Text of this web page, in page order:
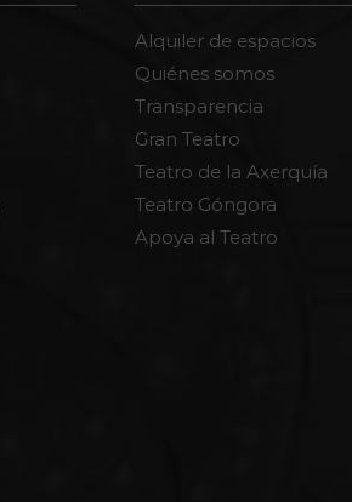
Alquiler de espacios
Quiénes somos
Transparencia
Gran Teatro
Teatro de la Axerquía
Teatro Góngora
Apoya al Teatro